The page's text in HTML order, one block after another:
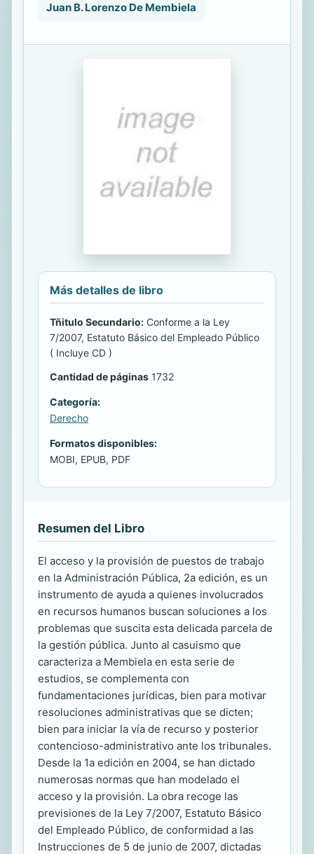
Juan B. Lorenzo De Membiela
Más detalles de libro
Tñitulo Secundario: Conforme a la Ley
7/2007, Estatuto Básico del Empleado Público
( Incluye CD )
Cantidad de páginas 1732
Categoría:
Derecho
Formatos disponibles:
MOBI, EPUB, PDF
Resumen del Libro
El acceso y la provisión de puestos de trabajo
en la Administración Pública, 2a edición, es un
instrumento de ayuda a quienes involucrados
en recursos humanos buscan soluciones a los
problemas que suscita esta delicada parcela de
la gestión pública. Junto al casuismo que
caracteriza a Membiela en esta serie de
estudios, se complementa con
fundamentaciones jurídicas, bien para motivar
resoluciones administrativas que se dicten;
bien para iniciar la vía de recurso y posterior
contencioso-administrativo ante los tribunales.
Desde la 1a edición en 2004, se han dictado
numerosas normas que han modelado el
acceso y la provisión. La obra recoge las
previsiones de la Ley 7/2007, Estatuto Básico
del Empleado Público, de conformidad a las
Instrucciones de 5 de junio de 2007, dictadas